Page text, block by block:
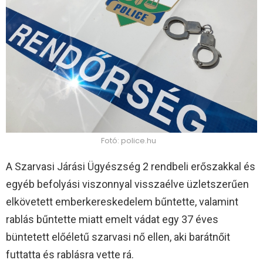
Fotó: police.hu
A Szarvasi Járási Ügyészség 2 rendbeli erőszakkal és
egyéb befolyási viszonnyal visszaélve üzletszerűen
elkövetett emberkereskedelem bűntette, valamint
rablás bűntette miatt emelt vádat egy 37 éves
büntetett előéletű szarvasi nő ellen, aki barátnőit
futtatta és rablásra vette rá.